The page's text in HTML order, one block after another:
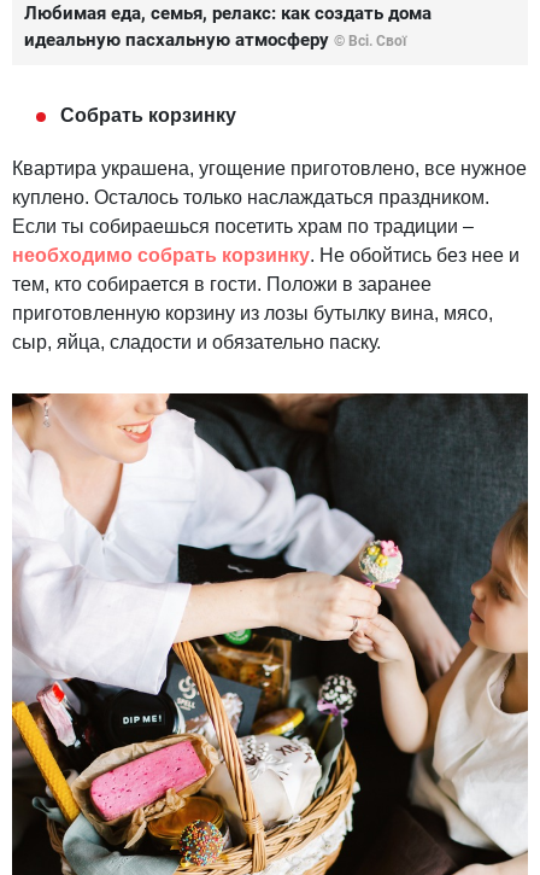
Любимая еда, семья, релакс: как создать дома
идеальную пасхальную атмосферу © Всі. Свої
Собрать корзинку
Квартира украшена, угощение приготовлено, все нужное
куплено. Осталось только наслаждаться праздником.
Если ты собираешься посетить храм по традиции –
необходимо собрать корзинку. Не обойтись без нее и
тем, кто собирается в гости. Положи в заранее
приготовленную корзину из лозы бутылку вина, мясо,
сыр, яйца, сладости и обязательно паску.